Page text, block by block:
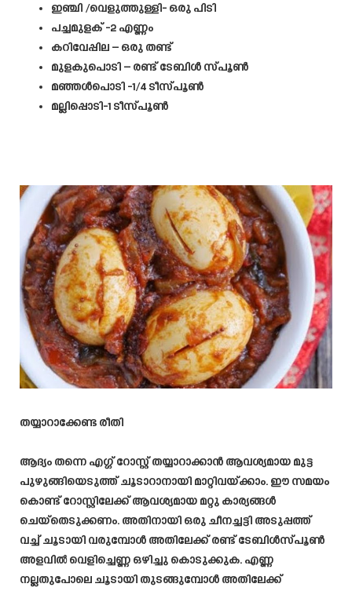
ഇഞ്ചി /വെളുത്തുള്ളി- ഒരു പിടി
പച്ചമുളക് -2 എണ്ണം
കറിവേപ്പില – ഒരു തണ്ട്
മുളകുപൊടി – രണ്ട് ടേബിൾ സ്പൂൺ
മഞ്ഞൾപൊടി -1/4 ടീസ്പൂൺ
മല്ലിപ്പൊടി-1 ടീസ്പൂൺ
തയ്യാറാക്കേണ്ട രീതി
ആദ്യം തന്നെ എഗ്ഗ് റോസ്റ്റ് തയ്യാറാക്കാൻ ആവശ്യമായ മുട്ട
പുഴുങ്ങിയെടുത്ത് ചൂടാറാനായി മാറ്റിവയ്ക്കാം. ഈ സമയം
കൊണ്ട് റോസ്റ്റിലേക്ക് ആവശ്യമായ മറ്റു കാര്യങ്ങൾ
ചെയ്തെടുക്കണം. അതിനായി ഒരു ചീനച്ചട്ടി അടുപ്പത്ത്
വച്ച് ചൂടായി വരുമ്പോൾ അതിലേക്ക് രണ്ട് ടേബിൾസ്പൂൺ
അളവിൽ വെളിച്ചെണ്ണ ഒഴിച്ചു കൊടുക്കുക. എണ്ണ
നല്ലതുപോലെ ചൂടായി തുടങ്ങുമ്പോൾ അതിലേക്ക്